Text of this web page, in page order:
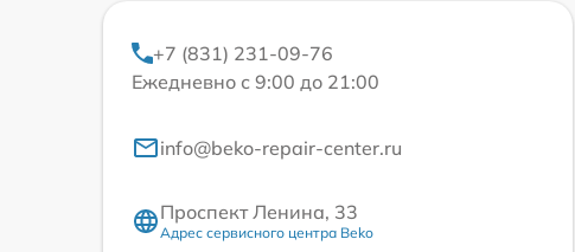
+7 (831) 231-09-76
Ежедневно с 9:00 до 21:00
info@beko-repair-center.ru
Проспект Ленина, 33
Адрес сервисного центра Beko